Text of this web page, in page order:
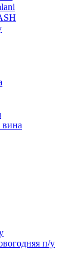
п/у